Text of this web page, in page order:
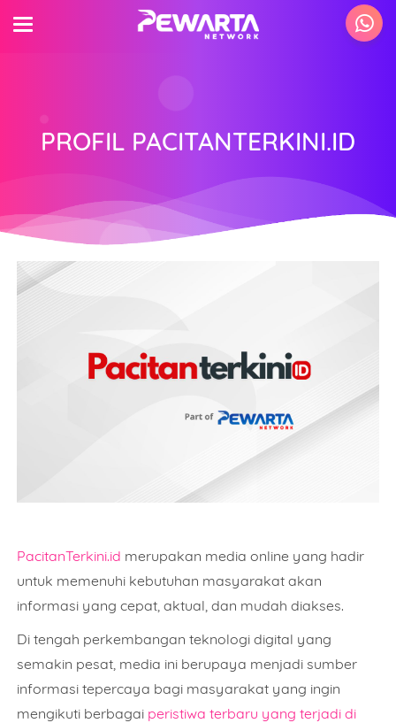
PROFIL PACITANTERKINI.ID
PacitanTerkini.id merupakan media online yang hadir
untuk memenuhi kebutuhan masyarakat akan
informasi yang cepat, aktual, dan mudah diakses.
Di tengah perkembangan teknologi digital yang
semakin pesat, media ini berupaya menjadi sumber
informasi tepercaya bagi masyarakat yang ingin
mengikuti berbagai peristiwa terbaru yang terjadi di